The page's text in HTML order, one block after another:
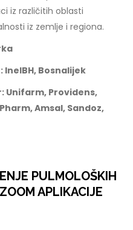
iz različitih oblasti
iz zemlje i regiona.
Bosnalijek
Unifarm, Providens,
Amsal, Sandoz,
PULMOLOŠKIH
APLIKACIJE